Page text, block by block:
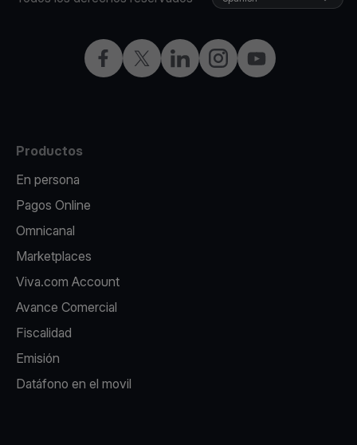
Facebook
X LinkedInInstagramYouTube
Productos
En persona
Pagos Online
Omnicanal
Marketplaces
Viva.com Account
Avance Comercial
Fiscalidad
Emisión
Datáfono en el movil